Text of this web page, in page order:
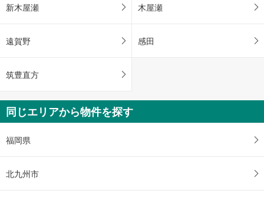
新木屋瀬 木屋瀬
遠賀野 感田
筑豊直方
同じエリアから物件を探す
福岡県
北九州市